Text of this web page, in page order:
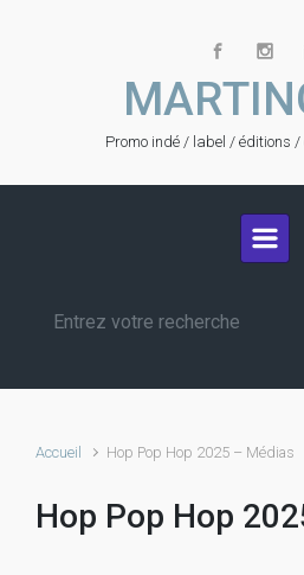
Promo indé / label / éditions
Accueil Hop Pop Hop 2025 – Médias
Hop Pop Hop